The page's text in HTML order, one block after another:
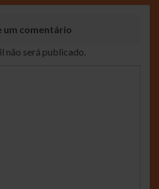
um comentário
não será publicado.